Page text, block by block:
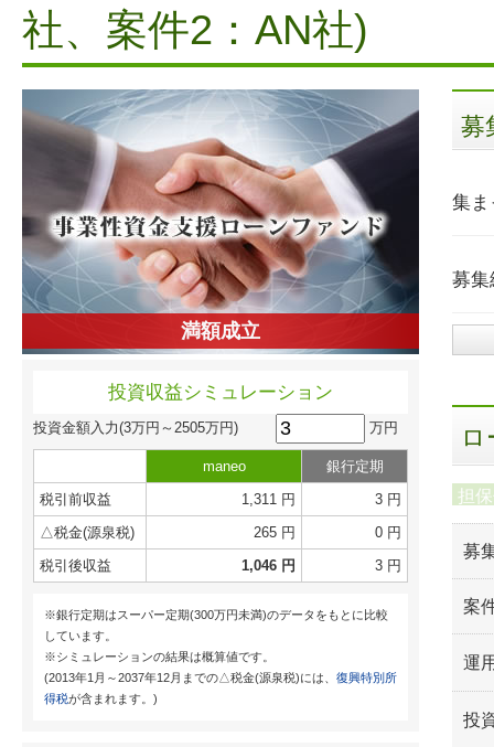
社、案件2：AN社)
満額成立
投資収益シミュレーション
投資金額入力(3万円～2505万円) 万円
maneo
銀行定期
税引前収益
1,311 円
3 円
△税金(源泉税)
265 円
0 円
税引後収益
1,046 円 3 円
※銀行定期はスーパー定期(300万円未満)のデータをもとに比較
しています。
※シミュレーションの結果は概算値です。
(2013年1月～2037年12月までの△税金(源泉税)には、 復興特別所
得税が含まれます。)
募
集ま
募集
担
募
案
運
投